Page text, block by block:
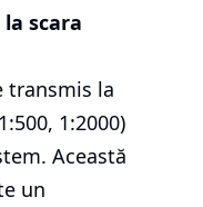
scara
transmis la
1:2000)
Această
un